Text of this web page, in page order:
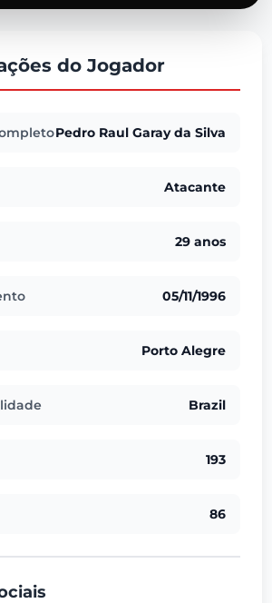
do Jogador
Pedro Raul Garay da Silva
Atacante
29 anos
05/11/1996
Porto Alegre
Brazil
193
86